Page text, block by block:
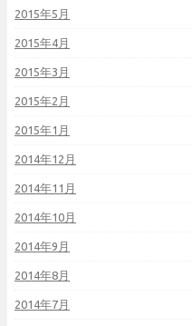
2015年5月
2015年4月
2015年3月
2015年2月
2015年1月
2014年12月
2014年11月
2014年10月
2014年9月
2014年8月
2014年7月